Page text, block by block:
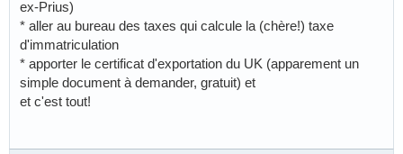
ex-Prius)
* aller au bureau des taxes qui calcule la (chère!) taxe
d'immatriculation
* apporter le certificat d'exportation du UK (apparement un
simple document à demander, gratuit) et
et c'est tout!